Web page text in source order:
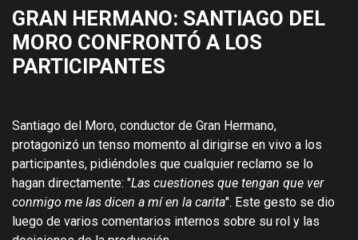
GRAN HERMANO: SANTIAGO DEL
MORO CONFRONTÓ A LOS
PARTICIPANTES
Santiago del Moro, conductor de Gran Hermano,
protagonizó un tenso momento al dirigirse en vivo a los
participantes, pidiéndoles que cualquier reclamo se lo
hagan directamente: "Las cuestiones que tengan que ver
conmigo me las dicen a mí en la carita". Este gesto se dio
luego de varios comentarios internos sobre su rol y las